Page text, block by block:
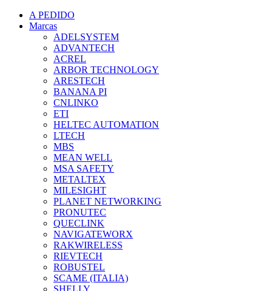
A PEDIDO
Marcas
ADELSYSTEM
ADVANTECH
ACREL
ARBOR TECHNOLOGY
ARESTECH
BANANA PI
CNLINKO
ETI
HELTEC AUTOMATION
LTECH
MBS
MEAN WELL
MSA SAFETY
METALTEX
MILESIGHT
PLANET NETWORKING
PRONUTEC
QUECLINK
NAVIGATEWORX
RAKWIRELESS
RIEVTECH
ROBUSTEL
SCAME (ITALIA)
SHELLY